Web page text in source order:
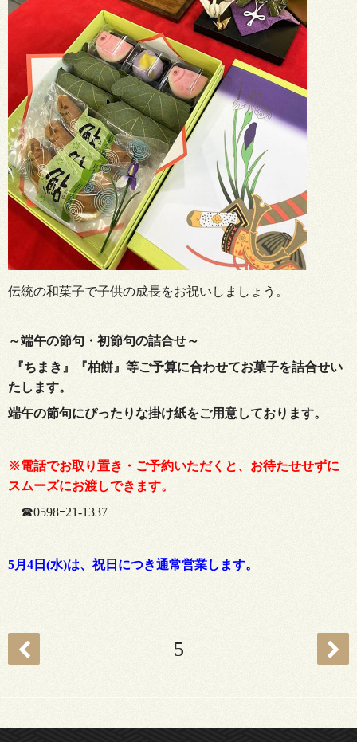
伝統の和菓子で子供の成長をお祝いしましょう。
～端午の節句・初節句の詰合せ～
『ちまき』『柏餅』等ご予算に合わせてお菓子を詰合せい
たします。
端午の節句にぴったりな掛け紙をご用意しております。
※電話でお取り置き・ご予約いただくと、お待たせせずに
スムーズにお渡しできます。
☎0598ｰ21-1337
5月4日(水)は、祝日につき通常営業します。
5